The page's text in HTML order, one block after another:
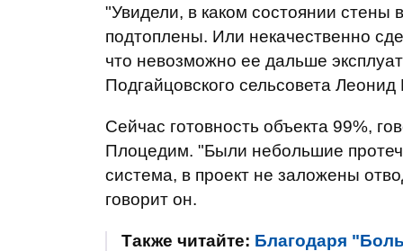
"Увидели, в каком состоянии
подтоплены. Или некачественно
что невозможно ее дальше
Подгайцовского сельсовета Леонид
Сейчас готовность объекта 99%,
Плоцедим. "Были небольшие
система, в проект не заложены
говорит он.
Также читайте: Благодаря